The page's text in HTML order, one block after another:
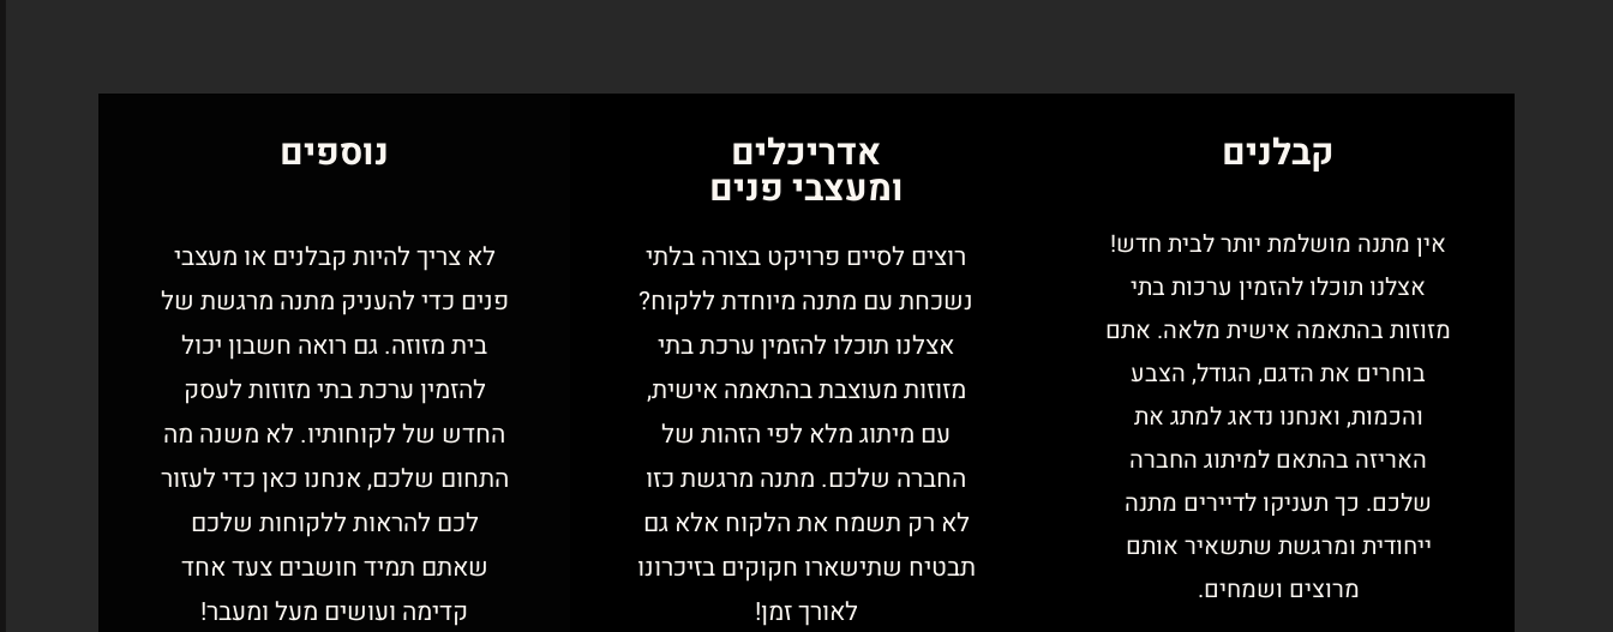
נוספים
לא צריך להיות קבלנים או מעצבי
פנים כדי להעניק מתנה מרגשת של
בית מזוזה. גם רואה חשבון יכול
להזמין ערכת בתי מזוזות לעסק
החדש של לקוחותיו. לא משנה מה
התחום שלכם, אנחנו כאן כדי לעזור
לכם להראות ללקוחות שלכם
שאתם תמיד חושבים צעד אחד
קדימה ועושים מעל ומעבר!
אדריכלים
ומעצבי פנים
רוצים לסיים פרויקט בצורה בלתי
נשכחת עם מתנה מיוחדת ללקוח?
אצלנו תוכלו להזמין ערכת בתי
מזוזות מעוצבת בהתאמה אישית,
עם מיתוג מלא לפי הזהות של
החברה שלכם. מתנה מרגשת כזו
לא רק תשמח את הלקוח אלא גם
תבטיח שתישארו חקוקים בזיכרונו
לאורך זמן!
קבלנים
אין מתנה מושלמת יותר לבית חדש!
אצלנו תוכלו להזמין ערכות בתי
מזוזות בהתאמה אישית מלאה. אתם
בוחרים את הדגם, הגודל, הצבע
והכמות, ואנחנו נדאג למתג את
האריזה בהתאם למיתוג החברה
שלכם. כך תעניקו לדיירים מתנה
ייחודית ומרגשת שתשאיר אותם
מרוצים ושמחים.